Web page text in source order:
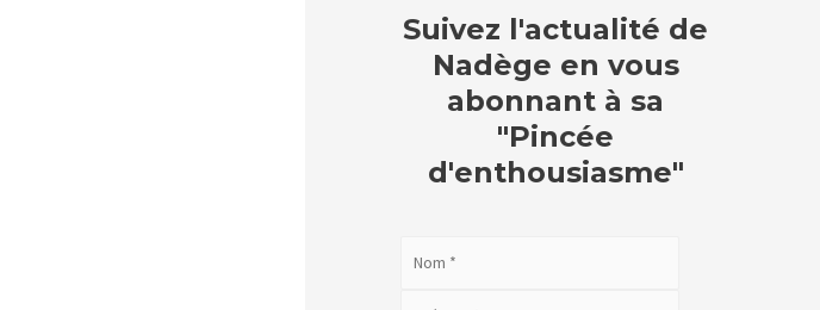
Suivez l'actualité de
Nadège en vous
abonnant à sa
"Pincée
d'enthousiasme"